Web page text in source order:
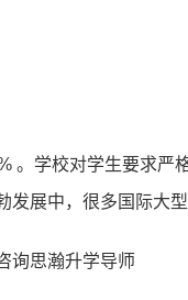
。学校对学生要求严
发展中，很多国际大
询思瀚升学导师